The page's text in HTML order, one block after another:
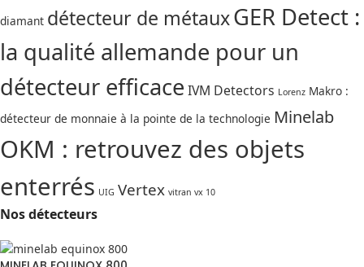
diamant détecteur de métauxGER Detect :
la qualité allemande pour un
détecteur efficace IVM Detectors Lorenz Makro :
détecteur de monnaie à la pointe de la technologie Minelab
OKM : retrouvez des objets
enterrés UIG Vertex vitran vx 10
Nos détecteurs